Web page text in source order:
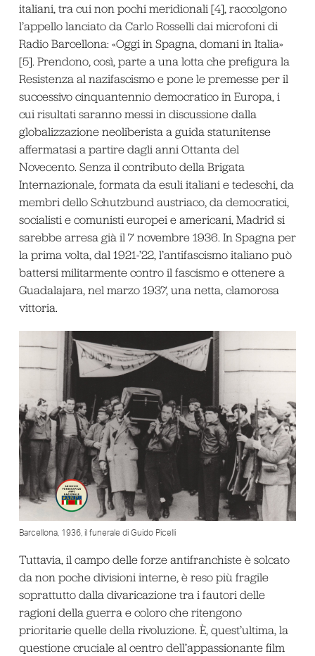
italiani, tra cui non pochi meridionali [4], raccolgono
l’appello lanciato da Carlo Rosselli dai microfoni di
Radio Barcellona: «Oggi in Spagna, domani in Italia»
[5]. Prendono, così, parte a una lotta che prefigura la
Resistenza al nazifascismo e pone le premesse per il
successivo cinquantennio democratico in Europa, i
cui risultati saranno messi in discussione dalla
globalizzazione neoliberista a guida statunitense
affermatasi a partire dagli anni Ottanta del
Novecento. Senza il contributo della Brigata
Internazionale, formata da esuli italiani e tedeschi, da
membri dello Schutzbund austriaco, da democratici,
socialisti e comunisti europei e americani, Madrid si
sarebbe arresa già il 7 novembre 1936. In Spagna per
la prima volta, dal 1921-’22, l’antifascismo italiano può
battersi militarmente contro il fascismo e ottenere a
Guadalajara, nel marzo 1937, una netta, clamorosa
vittoria.
Barcellona, 1936, il funerale di Guido Picelli
Tuttavia, il campo delle forze antifranchiste è solcato
da non poche divisioni interne, è reso più fragile
soprattutto dalla divaricazione tra i fautori delle
ragioni della guerra e coloro che ritengono
prioritarie quelle della rivoluzione. È, quest’ultima, la
questione cruciale al centro dell’appassionante film